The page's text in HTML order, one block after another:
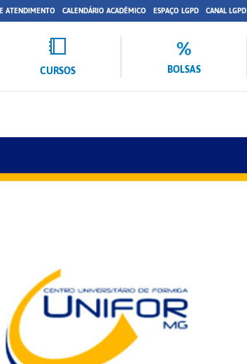
ATENDIMENTO CALENDÁRIO ACADÊMICO ESPAÇO LGPD CANAL LGPD
CURSOS BOLSAS